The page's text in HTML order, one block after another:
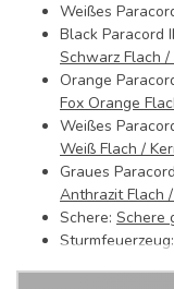
Weißes
Black Paracord
Schwarz Flach /
Orange
Fox Orange
Weißes
Weiß Flach /
Graues
Anthrazit Flach
Schere: Schere
Sturmfeuerzeug: